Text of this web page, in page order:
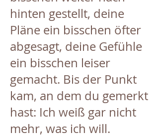
hinten gestellt, deine
Pläne ein bisschen öfter
abgesagt, deine Gefühle
ein bisschen leiser
gemacht. Bis der Punkt
kam, an dem du gemerkt
hast: Ich weiß gar nicht
mehr, was ich will.